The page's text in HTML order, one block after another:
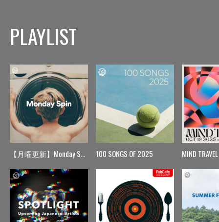
PLAYLIST
【月曜更新】Monday Spin 100 SONGS OF 2025 MIND TRAVEL